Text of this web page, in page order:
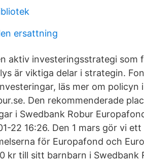
ersattning
aktiv investeringsstrategi som
är viktiga delar i strategin.
läs mer om
Den rekommenderade
i Swedbank Robur
22 16:26. Den 1 mars gör vi
för Europafond och
kr till sitt barnbarn i Swedbank